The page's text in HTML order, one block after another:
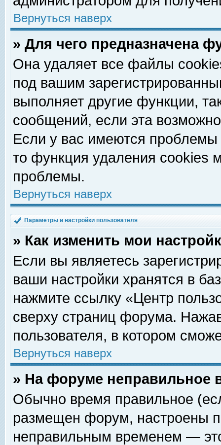
Вернуться наверх
» Для чего предназначена
Она удаляет все файлы
под вашим
выполняет другие функции,
сообщений, если эта
Если у вас имеются
то функция удаления cookies
проблемы.
Вернуться наверх
Параметры и настройки пользователя
» Как изменить мои
Если вы являетесь
ваши настройки хранятся в
нажмите ссылку «Центр
сверху страниц форума.
пользователя, в котором
Вернуться наверх
» На форуме неправильное
Обычно время правильное
размещен форум, настроены
неправильным временем —